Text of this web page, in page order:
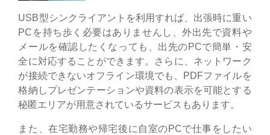
USB型シンクライアントを利用すれば、出張時に重い
PCを持ち歩く必要はありませんし、外出先で資料や
メールを確認したくなっても、出先のPCで簡単・安
全に対応することができます。さらに、ネットワーク
が接続できないオフライン環境でも、PDFファイルを
格納しプレゼンテーションや資料の表示を可能とする
秘匿エリアが用意されているサービスもあります。
また、在宅勤務や帰宅後に自室のPCで仕事をしたい